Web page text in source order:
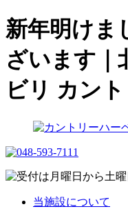
新年明けま
ざいます｜
ビリ カン
当施設について